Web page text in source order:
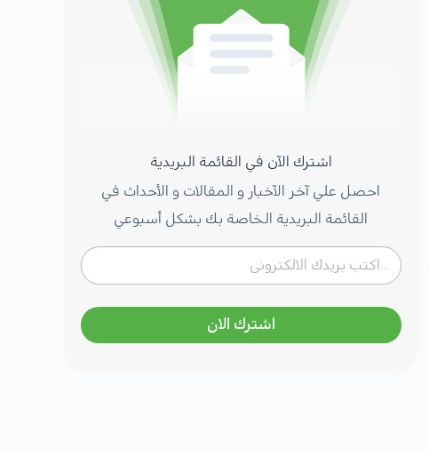
اشترك الآن في القائمة البريدية
احصل علي آخر الآخبار و المقالات و الأحداث في
القائمة البريدية الخاصة بك بشكل أسبوعي
اشترك الان